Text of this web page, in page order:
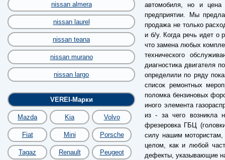
nissan almera
nissan laurel
nissan teana
nissan murano
nissan largo
VEREI-Марки
Mazda Kia Volvo
Fiat Mini Porsche
Tagaz Renault Peugeot
автомобиля, но и
предприятии. Мы
продажа не только
и б/у. Когда речь идет о
что замена любых
технического
диагностика двигателя
определили по ряду
список ремонтных
поломка бензиновых
иного элемента
из - за чего возникла
фрезеровка ГБЦ
силу нашим мотористам,
целом, как и любой
дефекты, указывающие